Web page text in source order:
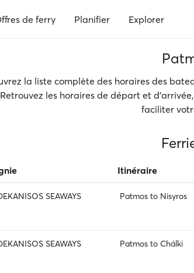
de ferry Planifier Explorer
la liste complète des horaires des
les horaires de départ et
faciliter
Itinéraire
SEAWAYS Patmos to Nisyros
SEAWAYS Patmos to Chálki